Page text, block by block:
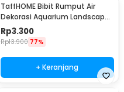
TaffHOME Bibit Rumput Air
Dekorasi Aquarium Landscape
Ornament 10g Small Fescue -
H0027
Rp3.300
Rp13.900 77%
+ Keranjang